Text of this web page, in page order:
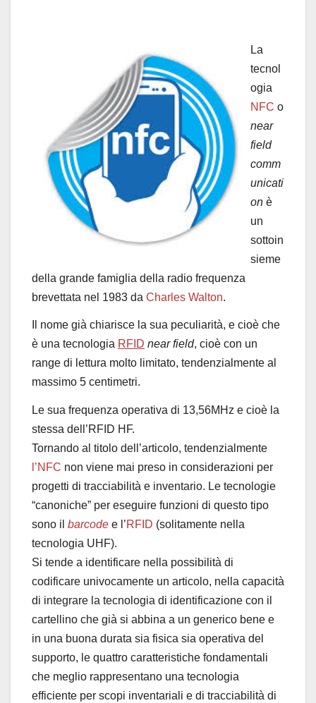
La
tecnol
ogia
NFC o
near
field
comm
unicati
on è
un
sottoin
sieme
della grande famiglia della radio frequenza
brevettata nel 1983 da Charles Walton.
Il nome già chiarisce la sua peculiarità, e cioè che
è una tecnologia RFID near field, cioè con un
range di lettura molto limitato, tendenzialmente al
massimo 5 centimetri.
Le sua frequenza operativa di 13,56MHz e cioè la
stessa dell’RFID HF.
Tornando al titolo dell’articolo, tendenzialmente
l’NFC non viene mai preso in considerazioni per
progetti di tracciabilità e inventario. Le tecnologie
“canoniche” per eseguire funzioni di questo tipo
sono il barcode e l’RFID (solitamente nella
tecnologia UHF).
Si tende a identificare nella possibilità di
codificare univocamente un articolo, nella capacità
di integrare la tecnologia di identificazione con il
cartellino che già si abbina a un generico bene e
in una buona durata sia fisica sia operativa del
supporto, le quattro caratteristiche fondamentali
che meglio rappresentano una tecnologia
efficiente per scopi inventariali e di tracciabilità di